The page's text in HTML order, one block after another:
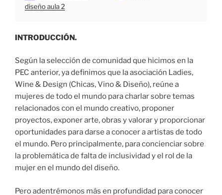
diseño aula 2
INTRODUCCIÓN.
Según la selección de comunidad que hicimos en la
PEC anterior, ya definimos que la asociación Ladies,
Wine & Design (Chicas, Vino & Diseño), reúne a
mujeres de todo el mundo para charlar sobre temas
relacionados con el mundo creativo, proponer
proyectos, exponer arte, obras y valorar y proporcionar
oportunidades para darse a conocer a artistas de todo
el mundo. Pero principalmente, para concienciar sobre
la problemática de falta de inclusividad y el rol de la
mujer en el mundo del diseño.
Pero adentrémonos más en profundidad para conocer